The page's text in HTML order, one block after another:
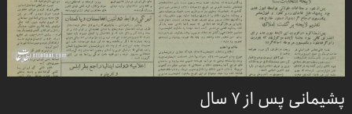
پشیمانی پس از ۷ سال